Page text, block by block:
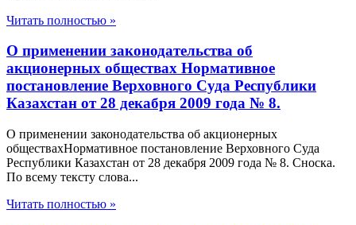
Читать полностью »
О применении законодательства об
акционерных обществах Нормативное
постановление Верховного Суда Республики
Казахстан от 28 декабря 2009 года № 8.
О применении законодательства об акционерных
обществахНормативное постановление Верховного Суда
Республики Казахстан от 28 декабря 2009 года № 8. Сноска.
По всему тексту слова...
Читать полностью »